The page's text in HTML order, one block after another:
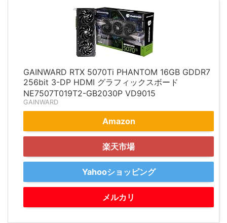
GAINWARD RTX 5070Ti PHANTOM 16GB GDDR7
256bit 3-DP HDMI グラフィックスボード
NE7507T019T2-GB2030P VD9015
GAINWARD
Amazon
楽天市場
Yahooショッピング
メルカリ